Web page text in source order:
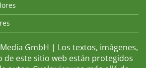
GmbH | Los textos, imágenes,
de este sitio web están protegidos